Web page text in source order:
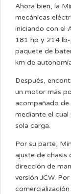
Ahora bien, la
mecánicas
iniciando con el
181 hp y 214
paquete de
km de
Después,
un motor más
acompañado de
mediante el
sola carga.
Por su parte,
ajuste de chasis
dirección de
versión JCW.